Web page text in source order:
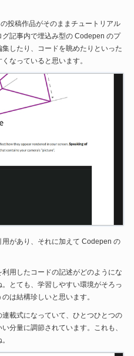
投稿作品がそのままチュートリアル
記事内で埋込み型の Codepen のプ
したり、コードを眺めたりといった
なっていると思います。
があり、それに加えて Codepen の
用したコードの記述がどのようにな
とても、学習しやすい環境がそろっ
は結構珍しいと思います。
載式になっていて、ひとつひとつの
分量に調節されています。これも、